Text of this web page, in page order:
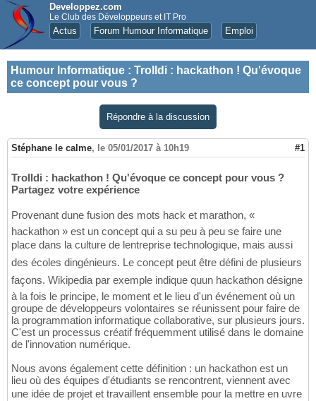
Developpez.com
Le Club des Développeurs et IT Pro
Actus Forum Humour Informatique Emploi
Humour Informatique : Trolldi : hackathon ! Qu'évoque
ce concept pour vous ?
Répondre à la discussion
Stéphane le calme, le 05/01/2017 à 10h19 #1
Trolldi : hackathon ! Qu'évoque ce concept pour vous ?
Partagez votre expérience
Provenant dune fusion des mots hack et marathon, «
hackathon » est un concept qui a su peu à peu se faire une
place dans la culture de lentreprise technologique, mais aussi
des écoles dingénieurs. Le concept peut être défini de plusieurs
façons. Wikipedia par exemple indique quun hackathon désigne
à la fois le principe, le moment et le lieu d'un événement où un
groupe de développeurs volontaires se réunissent pour faire de
la programmation informatique collaborative, sur plusieurs jours.
C'est un processus créatif fréquemment utilisé dans le domaine
de l'innovation numérique.
Nous avons également cette définition : un hackathon est un
lieu où des équipes d'étudiants se rencontrent, viennent avec
une idée de projet et travaillent ensemble pour la mettre en uvre